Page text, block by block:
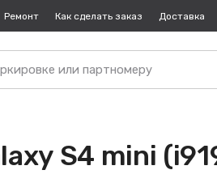
Ремонт Как сделать заказ Доставка
S4 mini